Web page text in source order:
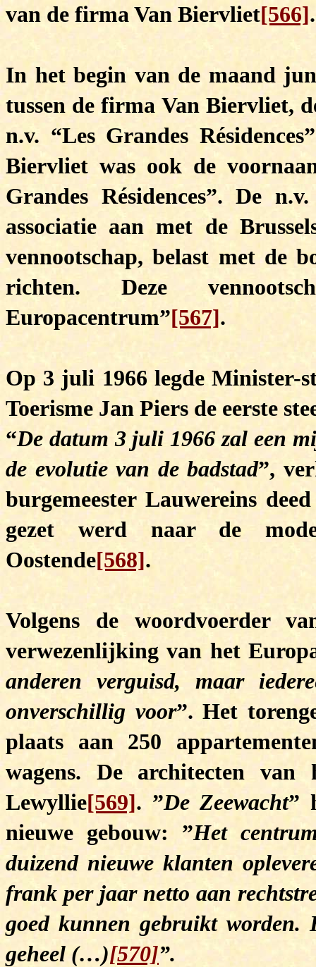
van de firma Van Biervliet[566].
In het begin van de maand
tussen de firma Van Biervliet,
n.v. “Les Grandes
Biervliet was ook de
Grandes Résidences”. De
associatie aan met de
vennootschap, belast met de
richten. Deze
Europacentrum”[567].
Op 3 juli 1966 legde Minister-
Toerisme Jan Piers de eerste
“De datum 3 juli 1966 zal een
de evolutie van de badstad”,
burgemeester Lauwereins
gezet werd naar de
Oostende[568].
Volgens de woordvoerder
verwezenlijking van het
anderen verguisd, maar
onverschillig voor”. Het
plaats aan 250
wagens. De architecten
Lewyllie[569]. ”De Zeewacht”
nieuwe gebouw: ”Het
duizend nieuwe klanten
frank per jaar netto aan
goed kunnen gebruikt worden.
geheel (…)[570]”.